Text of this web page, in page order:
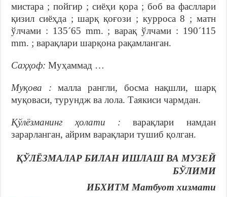
мистара ; пойгир ; сиёҳи қора ; боб ва фасллари
қизил сиёҳда ; шарқ қоғози ; курроса 8 ; матн
ўлчами : 135´65 mm. ; варақ ўлчами : 190´115
mm. ; варақлари шарқона рақамланган.
Саҳҳоф: Муҳаммад …
Муқова :малла рангли, босма нақшли, шарқ
муқоваси, турундж ва лола. Таякиси чармдан.
Қўлёзманинг ҳолати :варақлари намдан
зарарланган, айрим варақлари тушиб қолган.
ҚЎЛЁЗМАЛАР БИЛАН ИШЛАШ ВА МУЗЕЙ
БЎЛИМИ
ИБХИТМ Матбуот хизмати